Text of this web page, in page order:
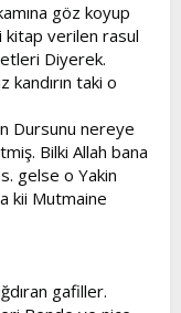
göz koyup
kitap verilen rasul
Diyerek.
kandırın taki o
Dursunu nereye
Bilki Allah bana
gelse o Yakin
kii Mutmaine
gafiller.